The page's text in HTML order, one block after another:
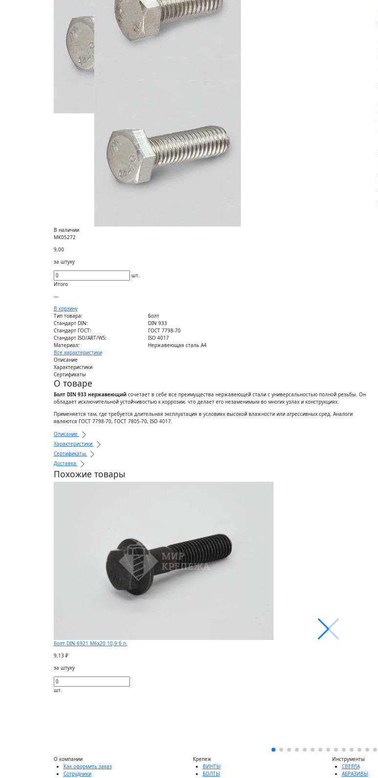
В наличии
МК05272
9,00
за штуку
шт.
Итого
—
В корзину
Тип товара:
Болт
Стандарт DIN:
DIN 933
Стандарт ГОСТ:
ГОСТ 7798-70
Стандарт ISO/ART/WS:
ISO 4017
Материал:
Нержавеющая сталь А4
Все характеристики
Описание
Характеристики
Сертификаты
О товаре
Болт DIN 933 нержавеющийсочетает в себе все преимущества нержавеющей стали с универсальностью полной резьбы. Он
обладает исключительной устойчивостью к коррозии, что делает его незаменимым во многих узлах и конструкциях.
Применяется там, где требуется длительная эксплуатация в условиях высокой влажности или агрессивных сред. Аналоги
являются ГОСТ 7798-70, ГОСТ 7805-70, ISO 4017.
Описание
Характеристики
Сертификаты
Доставка
Похожие товары
Болт DIN 6921 M6х20 10,9 б.п.
9,13 ₽
за штуку
шт.
О компании
Как оформить заказ
Сотрудники
Крепеж
ВИНТЫ
БОЛТЫ
Инструменты
СВЕРЛА
АБРАЗИВЫ